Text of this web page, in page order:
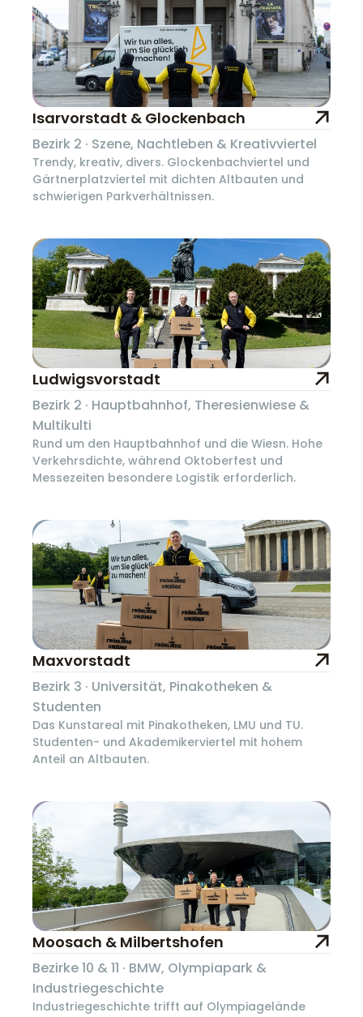
Isarvorstadt & Glockenbach
Bezirk 2 · Szene, Nachtleben & Kreativviertel
Trendy, kreativ, divers. Glockenbachviertel und
Gärtnerplatzviertel mit dichten Altbauten und
schwierigen Parkverhältnissen.
Ludwigsvorstadt
Bezirk 2 · Hauptbahnhof, Theresienwiese &
Multikulti
Rund um den Hauptbahnhof und die Wiesn. Hohe
Verkehrsdichte, während Oktoberfest und
Messezeiten besondere Logistik erforderlich.
Maxvorstadt
Bezirk 3 · Universität, Pinakotheken &
Studenten
Das Kunstareal mit Pinakotheken, LMU und TU.
Studenten- und Akademikerviertel mit hohem
Anteil an Altbauten.
Moosach & Milbertshofen
Bezirke 10 & 11 · BMW, Olympiapark &
Industriegeschichte
Industriegeschichte trifft auf Olympiagelände